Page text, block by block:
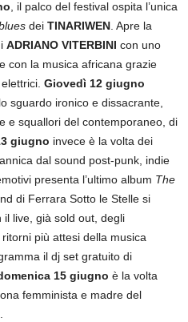
, il palco del festival ospita l’unica
dei TINARIWEN. Apre la
ADRIANO VITERBINI con uno
con la musica africana grazie
Giovedì 12 giugno
sguardo ironico e dissacrante,
e squallori del contemporaneo, di
giugno invece è la volta dei
dal sound post-punk, indie
presenta l’ultimo album The
di Ferrara Sotto le Stelle si
il live, già sold out, degli
più attesi della musica
il dj set gratuito di
15 giugno è la volta
femminista e madre del
.